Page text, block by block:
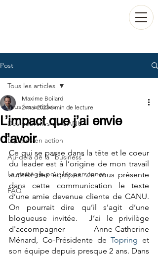
Post
Tous les articles
Des nouvelles de CANU
Équipes en action
Au-delà de la "business"
La stratégie pour les personnes
FAQ
Tous les articles
L’impact que j’ai envie
d’avoir
Maxime Boilard
2 mai 2023 6 min de lecture
Ce qui se passe dans la tête et le coeur
du leader est à l’origine de mon travail
auprès des équipes. Je vous présente
dans cette communication le texte
d’une amie devenue cliente de CANU.
On pourrait dire qu’il s’agit d’une
blogueuse invitée.  J’ai le privilège
d'accompagner Anne-Catherine
Ménard, Co-Présidente de Topring et
son équipe depuis presque 2 ans. Dans